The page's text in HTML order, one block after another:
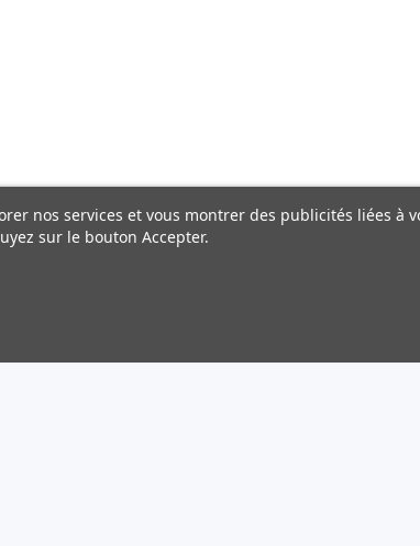
nos services et vous montrer des publicités liées à
sur le bouton Accepter.